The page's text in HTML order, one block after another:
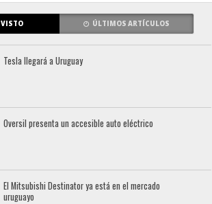
VISTO ÚLTIMOS ARTÍCULOS
Tesla llegará a Uruguay
Oversil presenta un accesible auto eléctrico
El Mitsubishi Destinator ya está en el mercado
uruguayo